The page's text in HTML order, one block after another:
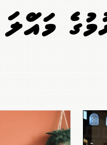
މައްސަލަ